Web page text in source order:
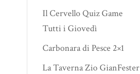
Il Cervello Quiz Game
Tutti i Giovedì
Carbonara di Pesce 2×1
La Taverna Zio GianFester